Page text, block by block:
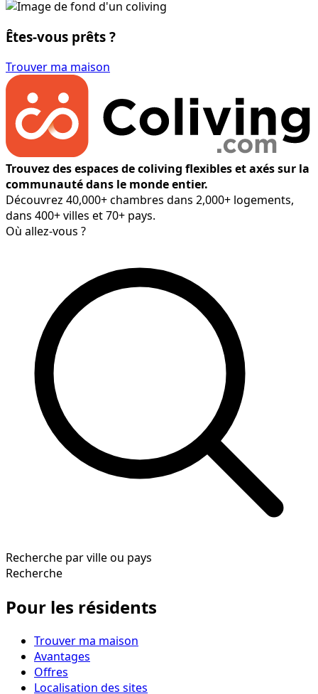
Êtes-vous prêts ?
Trouver ma maison
Trouvez des espaces de coliving flexibles et axés sur la
communauté dans le monde entier.
Découvrez 40,000+ chambres dans 2,000+ logements,
dans 400+ villes et 70+ pays.
Où allez-vous ?
Recherche par ville ou pays
Recherche
Pour les résidents
Trouver ma maison
Avantages
Offres
Localisation des sites